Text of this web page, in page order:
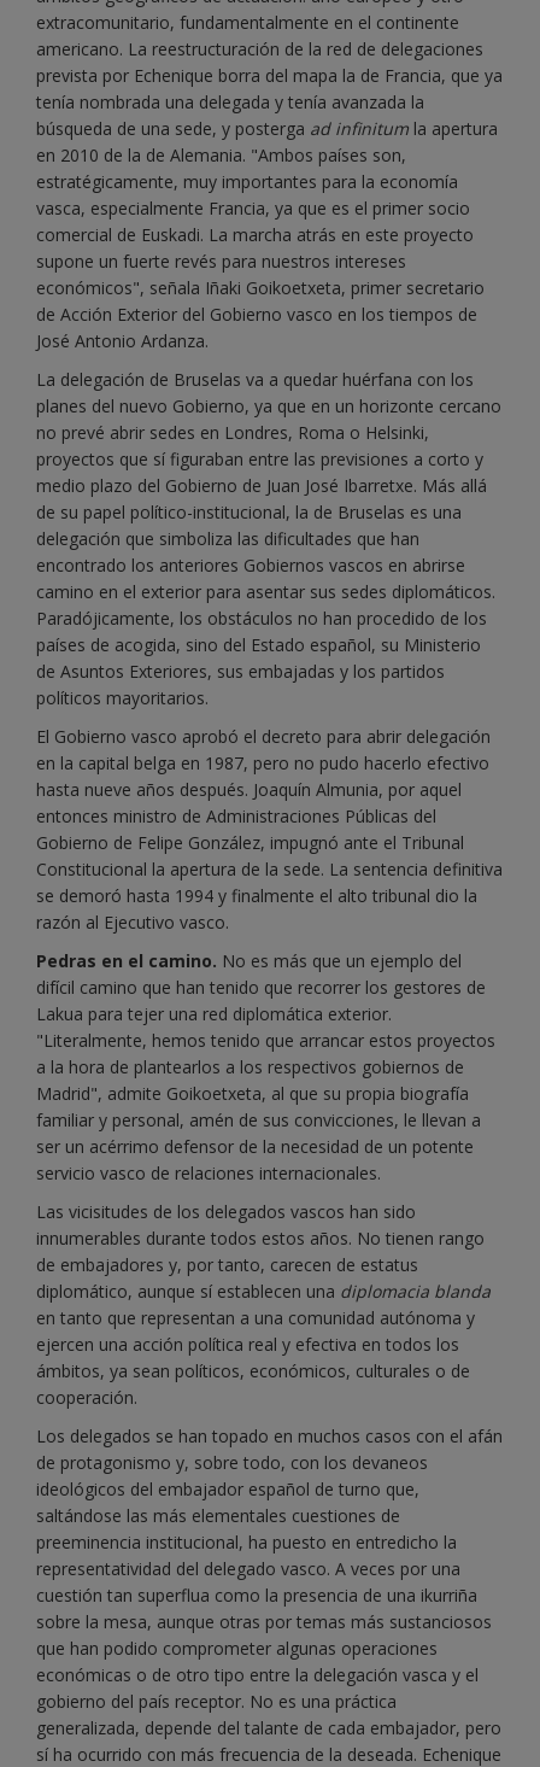
extracomunitario, fundamentalmente en el continente
americano. La reestructuración de la red de delegaciones
prevista por Echenique borra del mapa la de Francia, que ya
tenía nombrada una delegada y tenía avanzada la
búsqueda de una sede, y posterga ad infinitum la apertura
en 2010 de la de Alemania. "Ambos países son,
estratégicamente, muy importantes para la economía
vasca, especialmente Francia, ya que es el primer socio
comercial de Euskadi. La marcha atrás en este proyecto
supone un fuerte revés para nuestros intereses
económicos", señala Iñaki Goikoetxeta, primer secretario
de Acción Exterior del Gobierno vasco en los tiempos de
José Antonio Ardanza.
La delegación de Bruselas va a quedar huérfana con los
planes del nuevo Gobierno, ya que en un horizonte cercano
no prevé abrir sedes en Londres, Roma o Helsinki,
proyectos que sí figuraban entre las previsiones a corto y
medio plazo del Gobierno de Juan José Ibarretxe. Más allá
de su papel político-institucional, la de Bruselas es una
delegación que simboliza las dificultades que han
encontrado los anteriores Gobiernos vascos en abrirse
camino en el exterior para asentar sus sedes diplomáticos.
Paradójicamente, los obstáculos no han procedido de los
países de acogida, sino del Estado español, su Ministerio
de Asuntos Exteriores, sus embajadas y los partidos
políticos mayoritarios.
El Gobierno vasco aprobó el decreto para abrir delegación
en la capital belga en 1987, pero no pudo hacerlo efectivo
hasta nueve años después. Joaquín Almunia, por aquel
entonces ministro de Administraciones Públicas del
Gobierno de Felipe González, impugnó ante el Tribunal
Constitucional la apertura de la sede. La sentencia definitiva
se demoró hasta 1994 y finalmente el alto tribunal dio la
razón al Ejecutivo vasco.
Pedras en el camino. No es más que un ejemplo del
difícil camino que han tenido que recorrer los gestores de
Lakua para tejer una red diplomática exterior.
"Literalmente, hemos tenido que arrancar estos proyectos
a la hora de plantearlos a los respectivos gobiernos de
Madrid", admite Goikoetxeta, al que su propia biografía
familiar y personal, amén de sus convicciones, le llevan a
ser un acérrimo defensor de la necesidad de un potente
servicio vasco de relaciones internacionales.
Las vicisitudes de los delegados vascos han sido
innumerables durante todos estos años. No tienen rango
de embajadores y, por tanto, carecen de estatus
diplomático, aunque sí establecen una diplomacia blanda
en tanto que representan a una comunidad autónoma y
ejercen una acción política real y efectiva en todos los
ámbitos, ya sean políticos, económicos, culturales o de
cooperación.
Los delegados se han topado en muchos casos con el afán
de protagonismo y, sobre todo, con los devaneos
ideológicos del embajador español de turno que,
saltándose las más elementales cuestiones de
preeminencia institucional, ha puesto en entredicho la
representatividad del delegado vasco. A veces por una
cuestión tan superflua como la presencia de una ikurriña
sobre la mesa, aunque otras por temas más sustanciosos
que han podido comprometer algunas operaciones
económicas o de otro tipo entre la delegación vasca y el
gobierno del país receptor. No es una práctica
generalizada, depende del talante de cada embajador, pero
sí ha ocurrido con más frecuencia de la deseada. Echenique